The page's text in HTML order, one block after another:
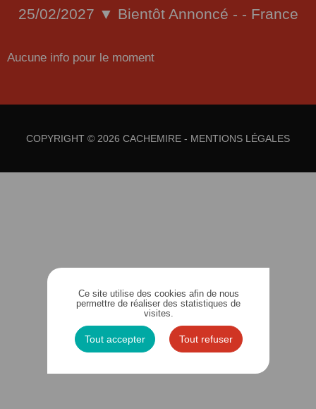
25/02/2027 ▼ Bientôt Annoncé - - France
Aucune info pour le moment
COPYRIGHT © 2026 CACHEMIRE - MENTIONS LÉGALES
Ce site utilise des cookies afin de nous
permettre de réaliser des statistiques de
visites.
Tout accepter Tout refuser